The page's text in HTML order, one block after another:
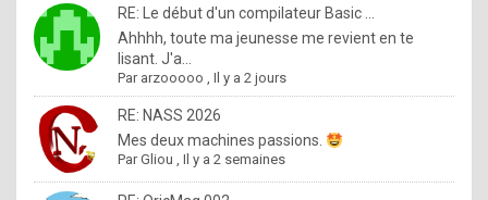
m
a
d
b
y
RE: Le début d'un compilateur Basic ...
Ahhhh, toute ma jeunesse me revient en te
lisant. J'a...
Par arzooooo ,Il y a 2 jours
RE: NASS 2026
Mes deux machines passions.
ParGliou ,Il y a 2 semaines